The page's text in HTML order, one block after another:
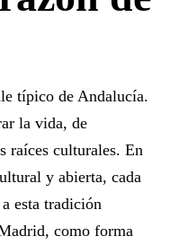
típico de Andalucía.
la vida, de
raíces culturales. En
y abierta, cada
esta tradición
, como forma